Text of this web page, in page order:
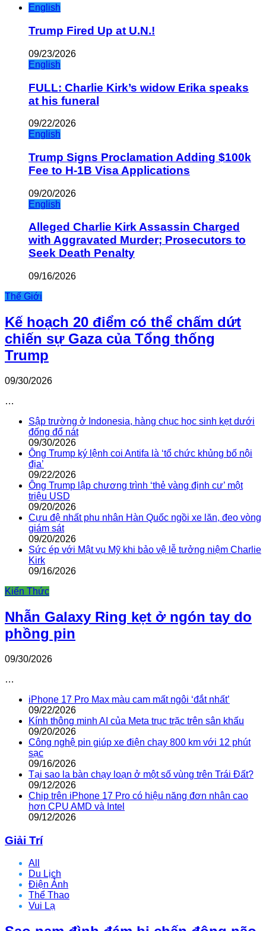
English
Trump Fired Up at U.N.!
09/23/2026
English
FULL: Charlie Kirk’s widow Erika speaks
at his funeral
09/22/2026
English
Trump Signs Proclamation Adding $100k
Fee to H-1B Visa Applications
09/20/2026
English
Alleged Charlie Kirk Assassin Charged
with Aggravated Murder; Prosecutors to
Seek Death Penalty
09/16/2026
Thế Giới
Kế hoạch 20 điểm có thể chấm dứt
chiến sự Gaza của Tổng thống
Trump
09/30/2026
…
Sập trường ở Indonesia, hàng chục học sinh kẹt dưới
đống đổ nát
09/30/2026
Ông Trump ký lệnh coi Antifa là ‘tổ chức khủng bố nội
địa’
09/22/2026
Ông Trump lập chương trình ‘thẻ vàng định cư’ một
triệu USD
09/20/2026
Cựu đệ nhất phu nhân Hàn Quốc ngồi xe lăn, đeo vòng
giám sát
09/20/2026
Sức ép với Mật vụ Mỹ khi bảo vệ lễ tưởng niệm Charlie
Kirk
09/16/2026
Kiến Thức
Nhẫn Galaxy Ring kẹt ở ngón tay do
phồng pin
09/30/2026
…
iPhone 17 Pro Max màu cam mất ngôi ‘đắt nhất’
09/22/2026
Kính thông minh AI của Meta trục trặc trên sân khấu
09/20/2026
Công nghệ pin giúp xe điện chạy 800 km với 12 phút
sạc
09/16/2026
Tại sao la bàn chạy loạn ở một số vùng trên Trái Đất?
09/12/2026
Chip trên iPhone 17 Pro có hiệu năng đơn nhân cao
hơn CPU AMD và Intel
09/12/2026
Giải Trí
All
Du Lịch
Điện Ảnh
Thể Thao
Vui Lạ